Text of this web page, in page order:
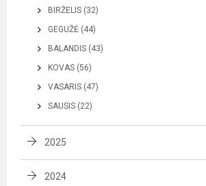
BIRŽELIS (32)
GEGUŽĖ (44)
BALANDIS (43)
KOVAS (56)
VASARIS (47)
SAUSIS (22)
2025
2024